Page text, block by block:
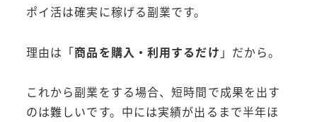
ポイ活は確実に稼げる副業です。
理由は「商品を購入・利用するだけ 」だから。
これから副業をする場合、短時間で成果を出す
のは難しいです。中には実績が出るまで半年ほ